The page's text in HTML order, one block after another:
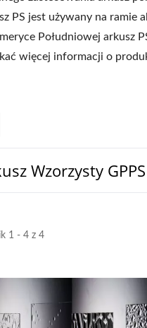
PS jest używany na ramie
Południowej arkusz
więcej informacji o
Wzorzysty GPPS
1 - 4 z 4